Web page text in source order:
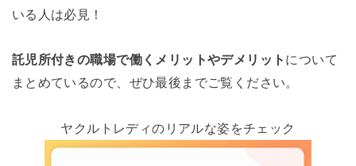
いる人は必見！
託児所付きの職場で働くメリットやデメリット について
まとめているので、ぜひ最後までご覧ください。
ヤクルトレディのリアルな姿をチェック